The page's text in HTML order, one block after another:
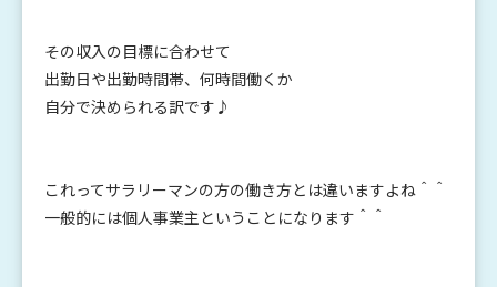
その収入の目標に合わせて
出勤日や出勤時間帯、何時間働くか
自分で決められる訳です♪
これってサラリーマンの方の働き方とは違いますよね＾＾
一般的には個人事業主ということになります＾＾